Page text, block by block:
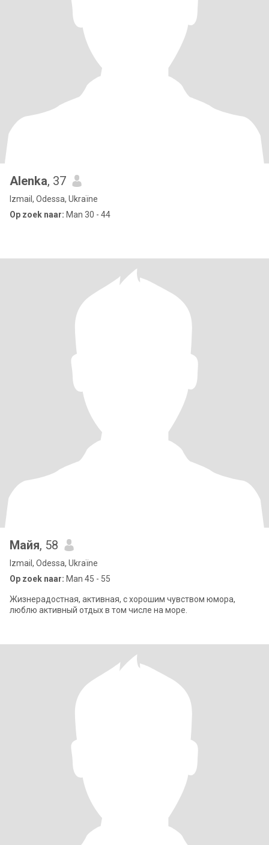
Alenka, 37
Izmail, Odessa, Ukraïne
Op zoek naar: Man 30 - 44
Майя, 58
Izmail, Odessa, Ukraïne
Op zoek naar: Man 45 - 55
Жизнерадостная, активная, с хорошим чувством юмора,
люблю активный отдых в том числе на море.